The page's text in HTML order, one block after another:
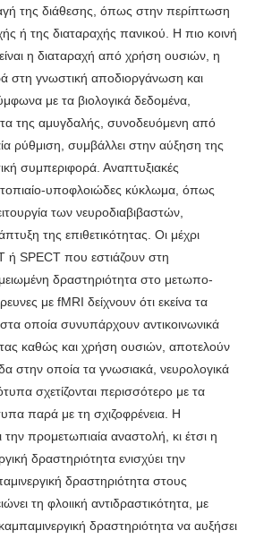
της διάθεσης, όπως στην περίπτωση
ή της διαταραχής πανικού. Η πιο κοινή
η διαταραχή από χρήση ουσιών, η
στη γνωστική αποδιοργάνωση και
με τα βιολογικά δεδομένα,
της αμυγδαλής, συνοδευόμενη από
ρύθμιση, συμβάλλει στην αύξηση της
συμπεριφορά. Αναπτυξιακές
υποφλοιώδες κύκλωμα, όπως
των νευροδιαβιβαστών,
της επιθετικότητας. Οι μέχρι
ή SPECT που εστιάζουν στη
μειωμένη δραστηριότητα στο μετωπο-
με fMRI δείχνουν ότι εκείνα τα
οποία συνυπάρχουν αντικοινωνικά
καθώς και χρήση ουσιών, αποτελούν
στην οποία τα γνωσιακά, νευρολογικά
σχετίζονται περισσότερο με τα
παρά με τη σχιζοφρένεια. Η
την προμετωπιαία αναστολή, κι έτσι η
δραστηριότητα ενισχύει την
δραστηριότητα στους
τη φλοιική αντιδραστικότητα, με
δραστηριότητα να αυξήσει